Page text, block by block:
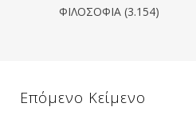
ΦΙΛΟΣΟΦΙΑ (3.154)
Επόμενο Κείμενο